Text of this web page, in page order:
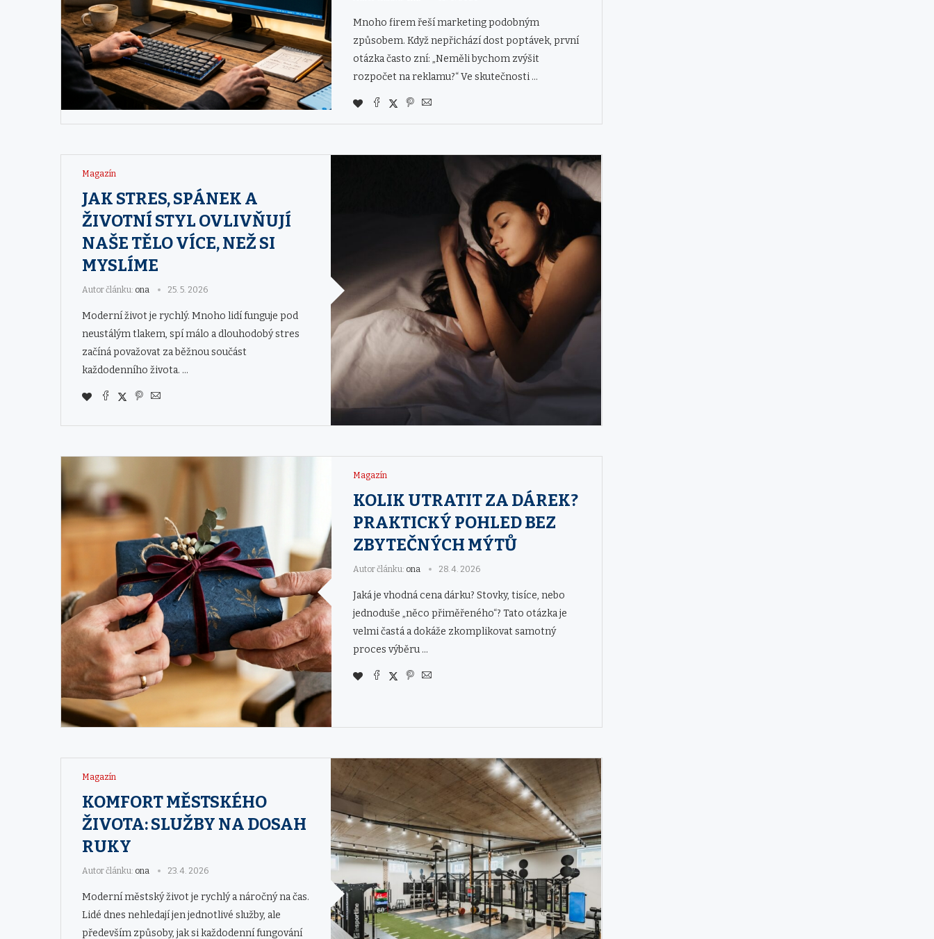
Mnoho firem řeší marketing podobným
způsobem. Když nepřichází dost poptávek, první
otázka často zní: „Neměli bychom zvýšit
rozpočet na reklamu?“ Ve skutečnosti …
Magazín
JAK STRES, SPÁNEK A
ŽIVOTNÍ STYL OVLIVŇUJÍ
NAŠE TĚLO VÍCE, NEŽ SI
MYSLÍME
Autor článku: ona 25. 5. 2026
Moderní život je rychlý. Mnoho lidí funguje pod
neustálým tlakem, spí málo a dlouhodobý stres
začíná považovat za běžnou součást
každodenního života. …
Magazín
KOLIK UTRATIT ZA DÁREK?
PRAKTICKÝ POHLED BEZ
ZBYTEČNÝCH MÝTŮ
Autor článku: ona 28. 4. 2026
Jaká je vhodná cena dárku? Stovky, tisíce, nebo
jednoduše „něco přiměřeného“? Tato otázka je
velmi častá a dokáže zkomplikovat samotný
proces výběru …
Magazín
KOMFORT MĚSTSKÉHO
ŽIVOTA: SLUŽBY NA DOSAH
RUKY
Autor článku: ona 23. 4. 2026
Moderní městský život je rychlý a náročný na čas.
Lidé dnes nehledají jen jednotlivé služby, ale
především způsoby, jak si každodenní fungování